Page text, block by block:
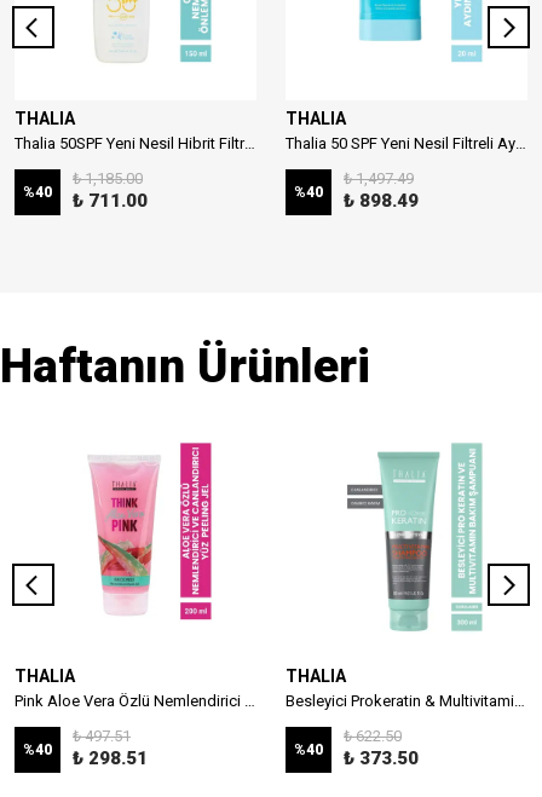
THALIA
Thalia 50SPF Yeni Nesil Hibrit Filtreli Çocuk Güneş Sütü 150ml
%40
₺ 1,185.00
₺ 711.00
THALIA
%40
₺ 1,497.49
₺ 898.49
Haftanın Ürünleri
THALIA
%40
₺ 497.51
₺ 298.51
THALIA
%40
₺ 622.50
₺ 373.50